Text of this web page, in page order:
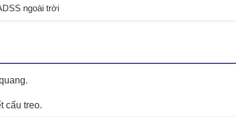
ngoài trời
cấu treo.